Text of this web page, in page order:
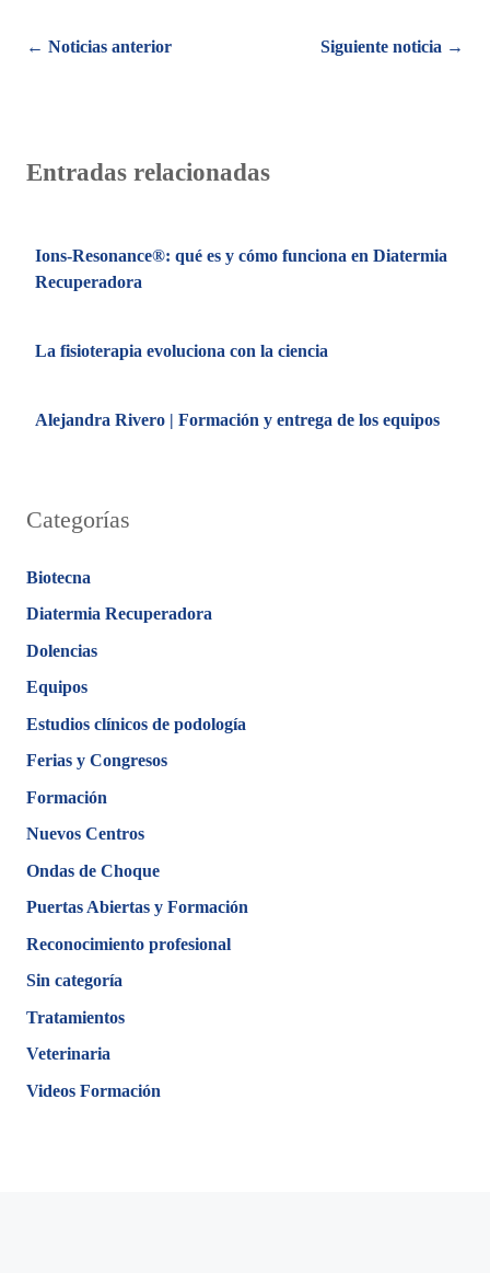
Posts
← Noticias anterior Siguiente noticia →
Entradas relacionadas
Ions-Resonance®: qué es y cómo funciona en Diatermia
Recuperadora
La fisioterapia evoluciona con la ciencia
Alejandra Rivero | Formación y entrega de los equipos
Categorías
Biotecna
Diatermia Recuperadora
Dolencias
Equipos
Estudios clínicos de podología
Ferias y Congresos
Formación
Nuevos Centros
Ondas de Choque
Puertas Abiertas y Formación
Reconocimiento profesional
Sin categoría
Tratamientos
Veterinaria
Videos Formación